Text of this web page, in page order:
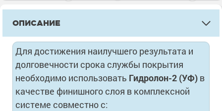
ОПИСАНИЕ
Для достижения наилучшего результата и
долговечности срока службы покрытия
необходимо использовать Гидролон-2 (УФ) в
качестве финишного слоя в комплексной
системе совместно с: